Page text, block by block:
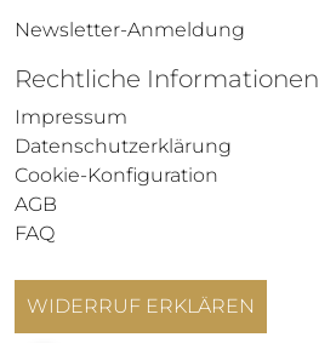
Newsletter-Anmeldung
Rechtliche Informationen
Impressum
Datenschutzerklärung
Cookie-Konfiguration
AGB
FAQ
WIDERRUF ERKLÄREN